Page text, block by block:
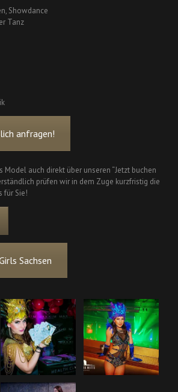
Showdance
Tanz
anfragen!
auch direkt über unseren “Jetzt buchen
prüfen wir in dem Zuge kurzfristig die
für Sie!
Sachsen